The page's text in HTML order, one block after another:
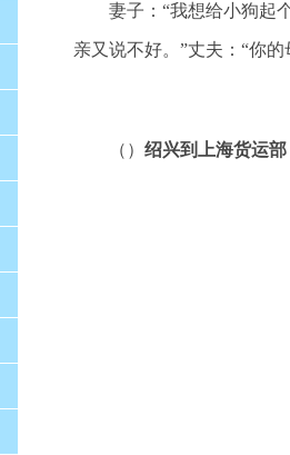
妻子：“我想给小狗起
亲又说不好。”丈夫：“你
（） 绍兴到上海货运部